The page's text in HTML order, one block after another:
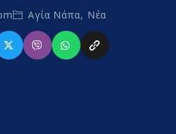
Αγία Νάπα, Νέα